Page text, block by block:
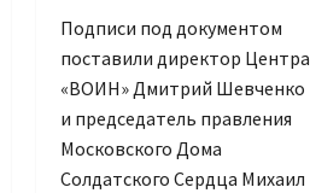
Подписи под документом
поставили директор Центра
«ВОИН» Дмитрий Шевченко
и председатель правления
Московского Дома
Солдатского Сердца Михаил